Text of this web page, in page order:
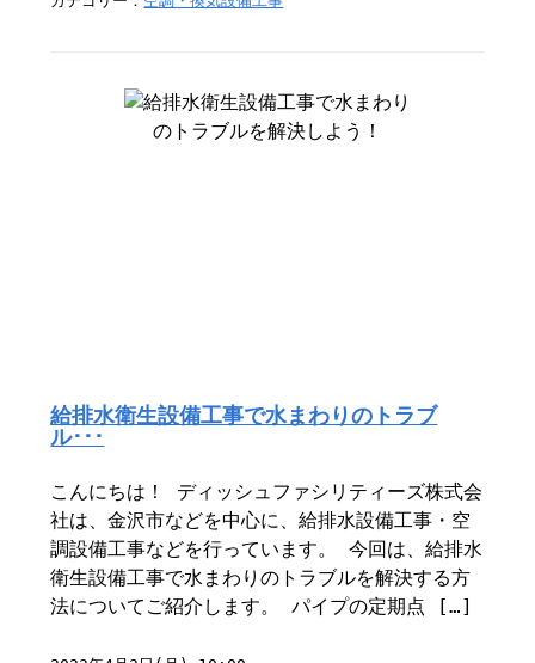
給排水衛生設備工事で水まわりのトラブ
ル･･･
こんにちは！ ディッシュファシリティーズ株式会
社は、金沢市などを中心に、給排水設備工事・空
調設備工事などを行っています。 今回は、給排水
衛生設備工事で水まわりのトラブルを解決する方
法についてご紹介します。 パイプの定期点 […]